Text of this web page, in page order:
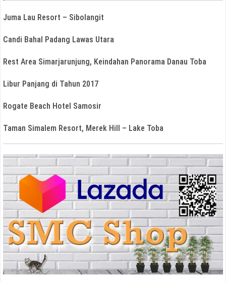
Juma Lau Resort – Sibolangit
Candi Bahal Padang Lawas Utara
Rest Area Simarjarunjung, Keindahan Panorama Danau Toba
Libur Panjang di Tahun 2017
Rogate Beach Hotel Samosir
Taman Simalem Resort, Merek Hill – Lake Toba